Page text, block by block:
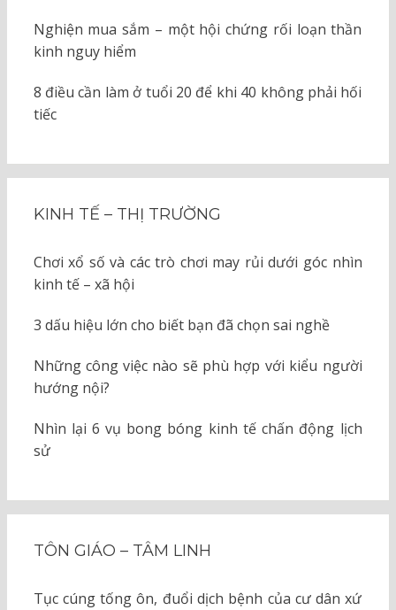
Nghiện mua sắm – một hội chứng rối loạn thần
kinh nguy hiểm
8 điều cần làm ở tuổi 20 để khi 40 không phải hối
tiếc
KINH TẾ – THỊ TRƯỜNG
Chơi xổ số và các trò chơi may rủi dưới góc nhìn
kinh tế – xã hội
3 dấu hiệu lớn cho biết bạn đã chọn sai nghề
Những công việc nào sẽ phù hợp với kiểu người
hướng nội?
Nhìn lại 6 vụ bong bóng kinh tế chấn động lịch
sử
TÔN GIÁO – TÂM LINH
Tục cúng tống ôn, đuổi dịch bệnh của cư dân xứ